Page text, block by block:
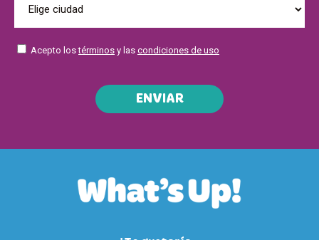
Acepto lostérminos y las condiciones de uso
ENVIAR